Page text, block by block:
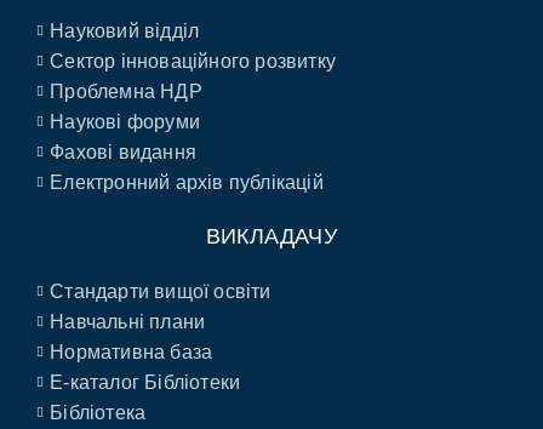
Науковий відділ
Сектор інноваційного розвитку
Проблемна НДР
Наукові форуми
Фахові видання
Електронний архів публікацій
ВИКЛАДАЧУ
Стандарти вищої освіти
Навчальні плани
Нормативна база
E-каталог Бібліотеки
Бібліотека